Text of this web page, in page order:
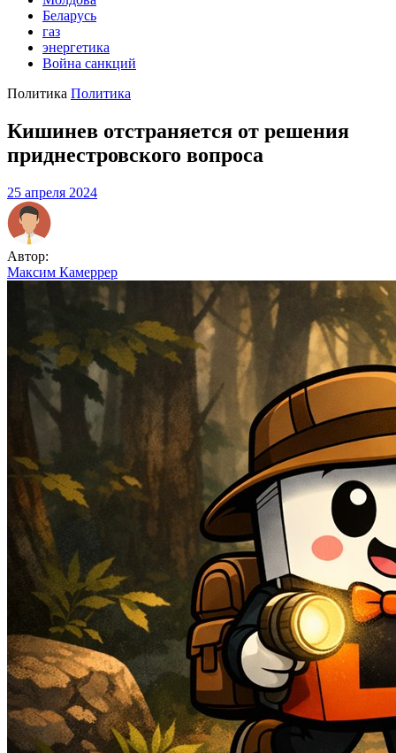
Беларусь
газ
энергетика
Война санкций
Политика Политика
Кишинев отстраняется от решения
приднестровского вопроса
25 апреля 2024
Автор:
Максим Камеррер